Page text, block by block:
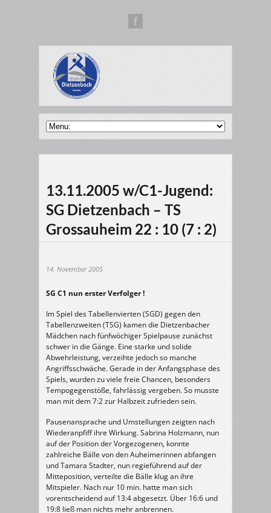
13.11.2005 w/C1-Jugend:
SG Dietzenbach – TS
Grossauheim 22 : 10 (7 : 2)
14. November 2005
SG C1 nun erster Verfolger !
Im Spiel des Tabellenvierten (SGD) gegen den
Tabellenzweiten (TSG) kamen die Dietzenbacher
Mädchen nach fünfwöchiger Spielpause zunächst
schwer in die Gänge. Eine starke und solide
Abwehrleistung, verzeihte jedoch so manche
Angriffsschwäche. Gerade in der Anfangsphase des
Spiels, wurden zu viele freie Chancen, besonders
Tempogegenstöße, fahrlässig vergeben. So musste
man mit dem 7:2 zur Halbzeit zufrieden sein.
Pausenansprache und Umstellungen zeigten nach
Wiederanpfiff ihre Wirkung. Sabrina Holzmann, nun
auf der Position der Vorgezogenen, konnte
zahlreiche Bälle von den Auheimerinnen abfangen
und Tamara Stadter, nun regieführend auf der
Mitteposition, verteilte die Bälle klug an ihre
Mitspieler. Nach nur 10 min. hatte man sich
vorentscheidend auf 13:4 abgesetzt. Über 16:6 und
19:8 ließ man nichts mehr anbrennen.